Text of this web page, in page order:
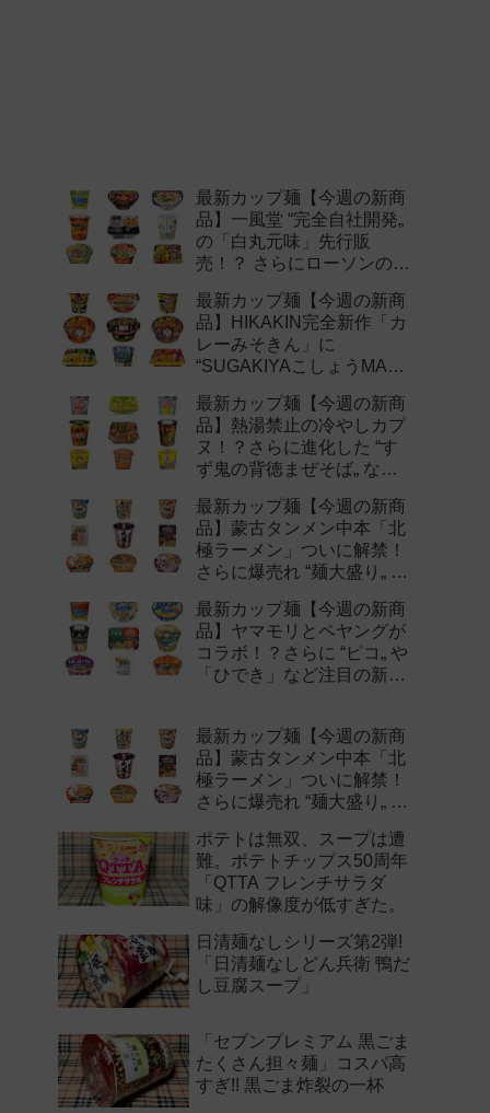
最新カップ麺【今週の新商
品】一風堂 “完全自社開発„
の「白丸元味」先行販
売！？ さらにローソンの激
新作まとめ！
最新カップ麺【今週の新商
品】HIKAKIN完全新作「カ
レーみそきん」に
“SUGAKIYAこしょうMAX„
最新カップ麺【今週の新商
品】熱湯禁止の冷やしカプ
ヌ！？さらに進化した “す
ず鬼の背徳まぜそば„ など
最新カップ麺【今週の新商
品】蒙古タンメン中本「北
極ラーメン」ついに解禁！
さらに爆売れ “麺大盛り„ シ
作まとめ！
最新カップ麺【今週の新商
品】ヤマモリとペヤングが
コラボ！？さらに “ピコ„ や
「ひでき」など注目の新作
最新カップ麺【今週の新商
品】蒙古タンメン中本「北
極ラーメン」ついに解禁！
さらに爆売れ “麺大盛り„ シ
作まとめ！
ポテトは無双、スープは遭
難。ポテトチップス50周年
「QTTA フレンチサラダ
味」の解像度が低すぎた。
日清麺なしシリーズ第2弾!
「日清麺なしどん兵衛 鴨だ
し豆腐スープ」
「セブンプレミアム 黒ごま
たくさん担々麺」コスパ高
すぎ!! 黒ごま炸裂の一杯